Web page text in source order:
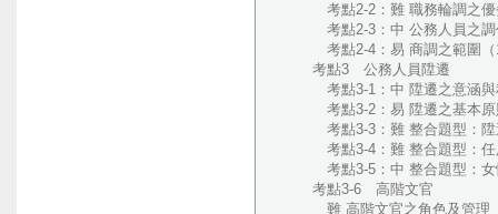
考點2-2：難 職務輪調之優劣
考點2-3：中 公務人員之調
考點2-4：易 商調之範圍（
考點3 公務人員陞遷
考點3-1：中 陞遷之意涵與
考點3-2：易 陞遷之基本原則
考點3-3：難 整合題型：陞遷
考點3-4：難 整合題型：任用
考點3-5：中 整合題型：女性
考點3-6 高階文官
難 高階文官之角色及管理（